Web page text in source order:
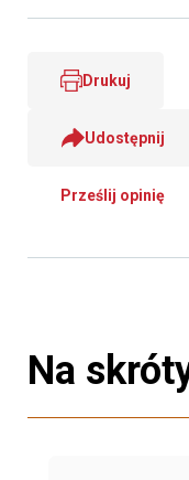
Drukuj
Udostępnij
Prześlij opinię
Na